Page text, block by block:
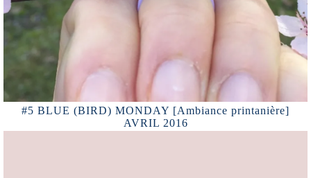
#5 BLUE (BIRD) MONDAY [Ambiance printanière]
AVRIL 2016